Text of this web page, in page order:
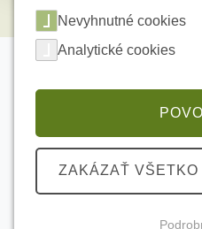
Elektrické
Nevyhnutné cookies
Analytické cookies
ZAKÁZAŤ VŠETKO